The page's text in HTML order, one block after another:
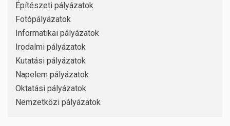
Építészeti pályázatok
Fotópályázatok
Informatikai pályázatok
Irodalmi pályázatok
Kutatási pályázatok
Napelem pályázatok
Oktatási pályázatok
Nemzetközi pályázatok